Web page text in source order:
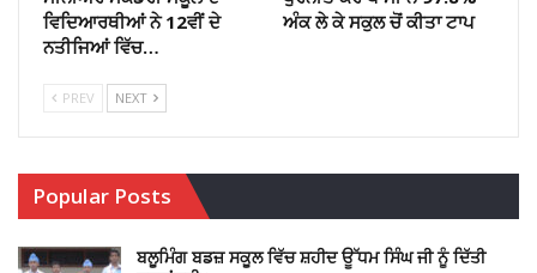
ਵਿਦਿਆਰਥੀਆਂ ਨੇ 12ਵੀਂ ਦੇ
ਨਤੀਜਿਆਂ ਵਿੱਚ…
ਅੰਕ ਲੇ ਕੇ ਸਕੁਲ ਚੋਂ ਕੀਤਾ ਟਾਪ
PREV NEXT
Popular Posts
ਬਲੂਮਿੰਗ ਬਡਜ਼ ਸਕੂਲ ਵਿੱਚ ਸ਼ਹੀਦ ਊੱਧਮ ਸਿੰਘ ਜੀ ਨੂੰ ਦਿੱਤੀ